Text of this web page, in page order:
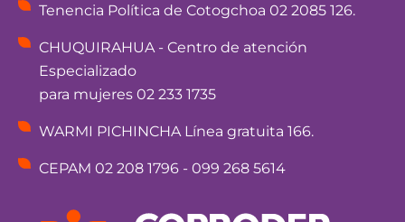
Tenencia Política de Cotogchoa 02 2085 126.
CHUQUIRAHUA - Centro de atención
Especializado
para mujeres 02 233 1735
WARMI PICHINCHA Línea gratuita 166.
CEPAM 02 208 1796 - 099 268 5614